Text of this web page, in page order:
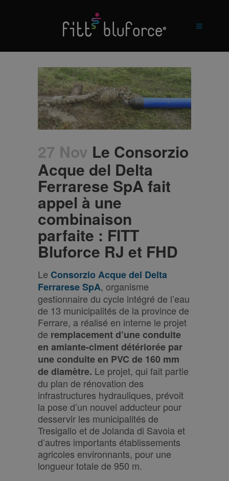
27 Nov Le Consorzio
Acque del Delta
Ferrarese SpA fait
appel à une
combinaison
parfaite : FITT
Bluforce RJ et FHD
Le Consorzio Acque del Delta
Ferrarese SpA, organisme
gestionnaire du cycle intégré de l’eau
de 13 municipalités de la province de
Ferrare, a réalisé en interne le projet
de remplacement d’une conduite
en amiante-ciment détériorée par
une conduite en PVC de 160 mm
de diamètre. Le projet, qui fait partie
du plan de rénovation des
infrastructures hydrauliques, prévoit
la pose d’un nouvel adducteur pour
desservir les municipalités de
Tresigallo et de Jolanda di Savoia et
d’autres importants établissements
agricoles environnants, pour une
longueur totale de 950 m.